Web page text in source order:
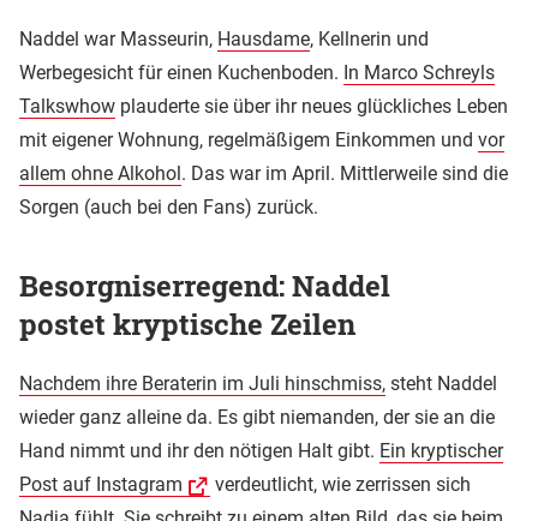
Naddel war Masseurin, Hausdame, Kellnerin und
Werbegesicht für einen Kuchenboden. In Marco Schreyls
Talkswhow plauderte sie über ihr neues glückliches Leben
mit eigener Wohnung, regelmäßigem Einkommen und vor
allem ohne Alkohol. Das war im April. Mittlerweile sind die
Sorgen (auch bei den Fans) zurück.
Besorgniserregend: Naddel
postet kryptische Zeilen
Nachdem ihre Beraterin im Juli hinschmiss, steht Naddel
wieder ganz alleine da. Es gibt niemanden, der sie an die
Hand nimmt und ihr den nötigen Halt gibt. Ein kryptischer
Post auf Instagram
verdeutlicht, wie zerrissen sich